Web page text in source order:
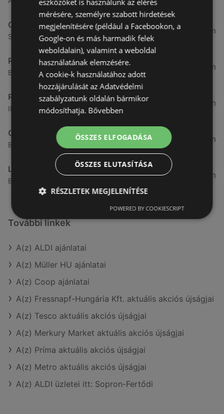
CBA
Somfalvi u. 14., 9400 Sopron
3,31 km
Reál
Besenyő u. 16., 9400 Sopron
3,32 km
Reál
Ibolya út 15., 9400 Sopron
3,41 km
CBA
Bánfalvi u. 14, 9400 Sopron
3,58 km
Lidl
Bánfalvi út 12. 12, 9400 Sopron
3,59 km
További linkek
A(z) ALDI ajánlatai
A(z) Müller HU ajánlatai
A(z) Coop ajánlatai
A(z) Fressnapf-Hungária Kft. aktuális akciós újságjai
A(z) Tesco aktuális akciós újságjai
A(z) Merkury Market aktuális akciós újságjai
A(z) Príma aktuális akciós újságjai
A(z) Metro aktuális akciós újságjai
A(z) ALDI üzletei itt: Sopron-Fertődi
mérésére, személyre szabott hirdetések
megjelenítésére (például a Facebookon, a
Google-on és más harmadik felek
weboldalain), valamint a weboldal
használatának elemzésére.
A cookie-k használatához adott
hozzájárulását az Adatvédelmi
szabályzatunk oldalán bármikor
módosíthatja. Bővebben
ÖSSZES ELFOGADÁSA
ÖSSZES ELUTASÍTÁSA
RÉSZLETEK MEGJELENÍTÉSE
POWERED BY COOKIESCRIPT